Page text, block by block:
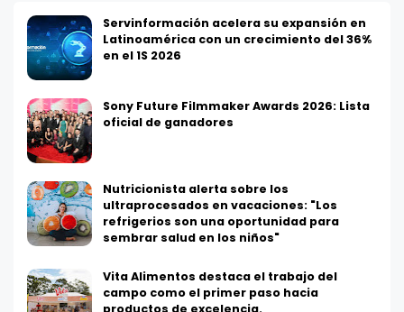
Servinformación acelera su expansión en
Latinoamérica con un crecimiento del 36%
en el 1S 2026
Sony Future Filmmaker Awards 2026: Lista
oficial de ganadores
Nutricionista alerta sobre los
ultraprocesados en vacaciones: "Los
refrigerios son una oportunidad para
sembrar salud en los niños"
Vita Alimentos destaca el trabajo del
campo como el primer paso hacia